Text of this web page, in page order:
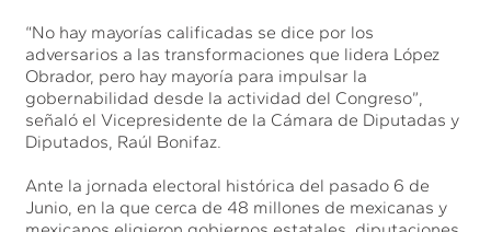
“No hay mayorías calificadas se dice por los
adversarios a las transformaciones que lidera López
Obrador, pero hay mayoría para impulsar la
gobernabilidad desde la actividad del Congreso”,
señaló el Vicepresidente de la Cámara de Diputadas y
Diputados, Raúl Bonifaz.
Ante la jornada electoral histórica del pasado 6 de
Junio, en la que cerca de 48 millones de mexicanas y